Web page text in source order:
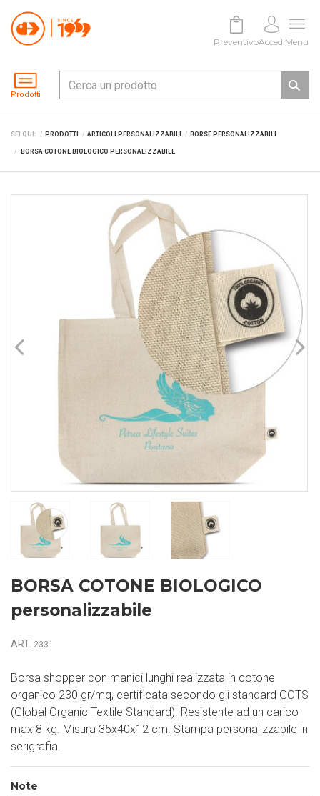
Prodotti
PreventivoAccediMenu
SEI QUI: PRODOTTI ARTICOLI PERSONALIZZABILI BORSE PERSONALIZZABILI
BORSA COTONE BIOLOGICO PERSONALIZZABILE
BORSA COTONE BIOLOGICO
personalizzabile
ART. 2331
Borsa shopper con manici lunghi realizzata in cotone
organico 230 gr/mq, certificata secondo gli standard GOTS
(Global Organic Textile Standard). Resistente ad un carico
max 8 kg. Misura 35x40x12 cm. Stampa personalizzabile in
serigrafia.
Note